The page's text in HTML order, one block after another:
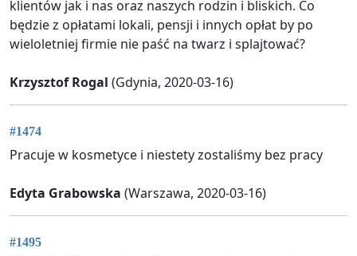
klientów jak i nas oraz naszych rodzin i bliskich. Co
będzie z opłatami lokali, pensji i innych opłat by po
wieloletniej firmie nie paść na twarz i splajtować?
Krzysztof Rogal (Gdynia, 2020-03-16)
#1474
Pracuje w kosmetyce i niestety zostaliśmy bez pracy
Edyta Grabowska (Warszawa, 2020-03-16)
#1495